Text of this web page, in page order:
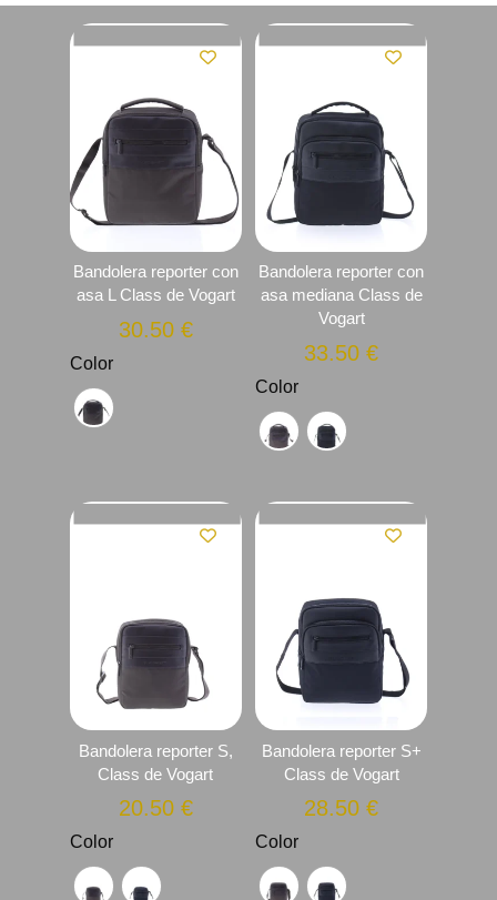
Bandolera reporter con
asa L Class de Vogart
30.50 €
Color
Bandolera reporter con
asa mediana Class de
Vogart
33.50€
Color
Bandolera reporter S,
Class de Vogart
20.50 €
Color
Bandolera reporter S+
Class de Vogart
28.50€
Color